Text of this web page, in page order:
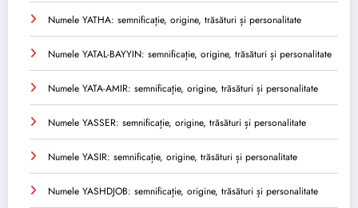
Numele YATHA: semnificație, origine, trăsături și personalitate
Numele YATAL-BAYYIN: semnificație, origine, trăsături și personalitate
Numele YATA-AMIR: semnificație, origine, trăsături și personalitate
Numele YASSER: semnificație, origine, trăsături și personalitate
Numele YASIR: semnificație, origine, trăsături și personalitate
Numele YASHDJOB: semnificație, origine, trăsături și personalitate